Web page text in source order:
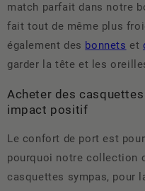
match parfait dans notre
fait tout de même plus
également des bonnets et
garder la tête et les
Acheter des
impact positif
Le confort de port est
pourquoi notre collection
casquettes sympas, pour